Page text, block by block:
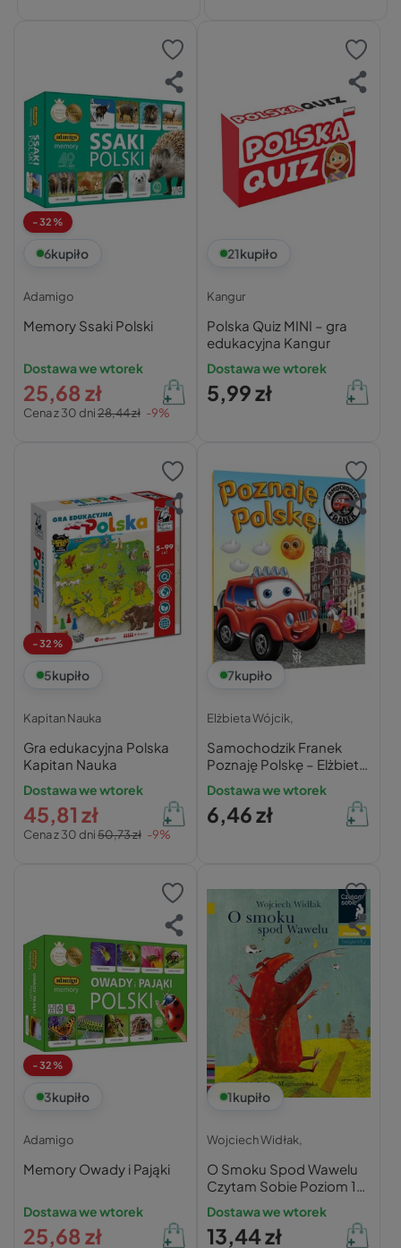
-32%
6kupiło
Adamigo
Memory Ssaki Polski
Dostawa we wtorek
Cena z 30 dni28,44 zł -9%
25,68 zł
21kupiło
Kangur
Polska Quiz MINI – gra
edukacyjna Kangur
Dostawa we wtorek
5,99 zł
-32%
5kupiło
Kapitan Nauka
Gra edukacyjna Polska
Kapitan Nauka
Dostawa we wtorek
Cena z 30 dni50,73 zł -9%
45,81 zł
7kupiło
Elżbieta Wójcik,
Samochodzik Franek
Poznaję Polskę – Elżbieta
Wójcik
Dostawa we wtorek
6,46 zł
-32%
3kupiło
Adamigo
Memory Owady i Pająki
Dostawa we wtorek
25,68 zł
1kupiło
Wojciech Widłak,
O Smoku Spod Wawelu
Czytam Sobie Poziom 1
Wojciech Widłak 5+
HarperKids
Dostawa we wtorek
13,44 zł